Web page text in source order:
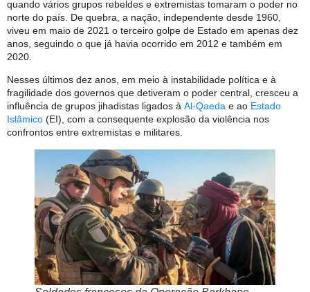
quando vários grupos rebeldes e extremistas tomaram o poder no
norte do país. De quebra, a nação, independente desde 1960,
viveu em maio de 2021 o terceiro golpe de Estado em apenas dez
anos, seguindo o que já havia ocorrido em 2012 e também em
2020.
Nesses últimos dez anos, em meio à instabilidade política e à
fragilidade dos governos que detiveram o poder central, cresceu a
influência de grupos jihadistas ligados à Al-Qaeda e ao Estado
Islâmico (EI), com a consequente explosão da violência nos
confrontos entre extremistas e militares.